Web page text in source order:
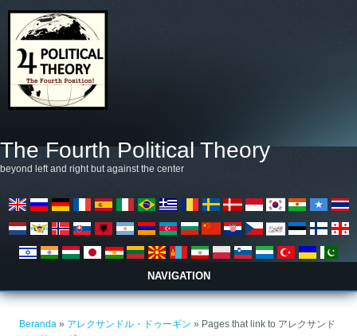
The Fourth Political Theory
beyond left and right but against the center
NAVIGATION
Beranda » アレクサンドル・ドゥーギン » Pages that link to アレクサンド